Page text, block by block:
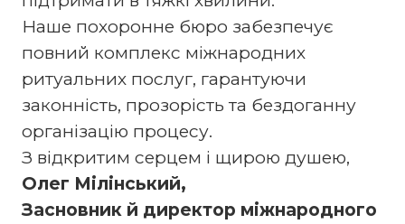
Наше похоронне бюро забезпечує
повний комплекс міжнародних
ритуальних послуг, гарантуючи
законність, прозорість та бездоганну
організацію процесу.
З відкритим серцем і щирою душею,
Олег Мілінський,
Засновник й директор міжнародного